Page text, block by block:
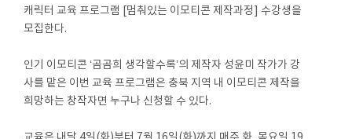
캐릭터 교육 프로그램 [멈춰있는 이모티콘 제작과정] 수강생을
모집한다.
인기 이모티콘 ‘곰곰희 생각할수록’의 제작자 성윤미 작가가 강
사를 맡은 이번 교육 프로그램은 충북 지역 내 이모티콘 제작을
희망하는 창작자면 누구나 신청할 수 있다.